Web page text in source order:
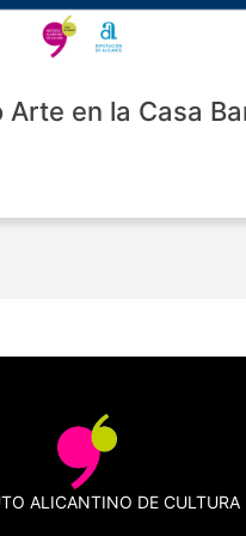
Arte en la Casa
ALICANTINO DE CULTURA